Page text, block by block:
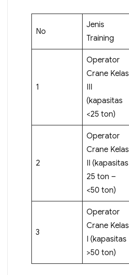
No
Jenis
Training
1
Operator
Crane Kelas
III
(kapasitas
<25 ton)
2
Operator
Crane Kelas
II (kapasitas
25 ton –
<50 ton)
3
Operator
Crane Kelas
I (kapasitas
>50 ton)